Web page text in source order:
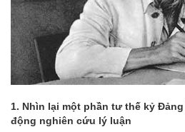
1. Nhìn lại một phần tư thế kỷ
động nghiên cứu lý luận